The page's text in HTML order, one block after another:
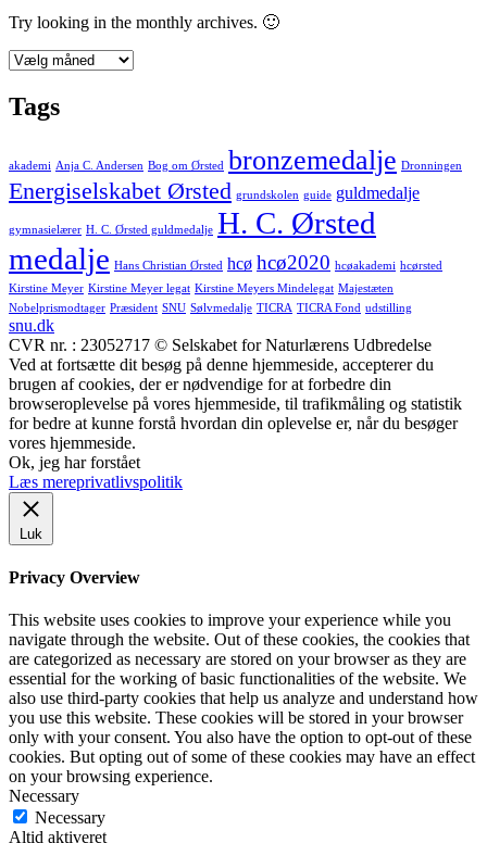
Try looking in the monthly archives. 🙂
Arkiver
Tags
akademi Anja C. Andersen Bog om Ørsted bronzemedalje Dronningen
Energiselskabet Ørsted grundskolen guide guldmedalje
gymnasielærer H. C. Ørsted guldmedalje H. C. Ørsted
medalje Hans Christian Ørsted hcø hcø2020 hcøakademi hcørsted
Kirstine Meyer Kirstine Meyer legat Kirstine Meyers Mindelegat Majestæten
Nobelprismodtager Præsident SNU Sølvmedalje TICRA TICRA Fond udstilling
snu.dk
CVR nr. : 23052717 © Selskabet for Naturlærens Udbredelse
Ved at fortsætte dit besøg på denne hjemmeside, accepterer du
brugen af cookies, der er nødvendige for at forbedre din
browseroplevelse på vores hjemmeside, til trafikmåling og statistik
for bedre at kunne forstå hvordan din oplevelse er, når du besøger
vores hjemmeside.
Ok, jeg har forstået
Læs mereprivatlivspolitik
Luk
Privacy Overview
This website uses cookies to improve your experience while you
navigate through the website. Out of these cookies, the cookies that
are categorized as necessary are stored on your browser as they are
essential for the working of basic functionalities of the website. We
also use third-party cookies that help us analyze and understand how
you use this website. These cookies will be stored in your browser
only with your consent. You also have the option to opt-out of these
cookies. But opting out of some of these cookies may have an effect
on your browsing experience.
Necessary
Necessary
Altid aktiveret